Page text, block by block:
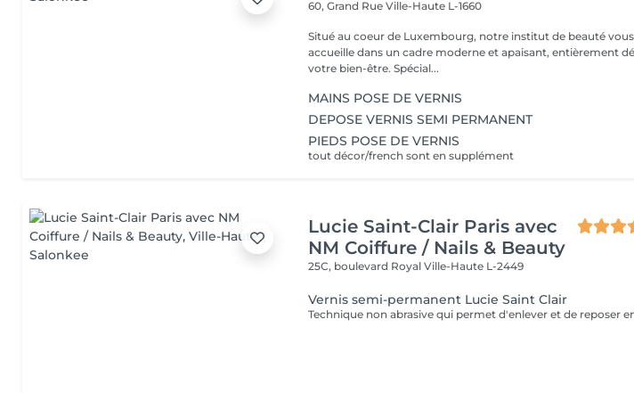
60, Grand RueVille-Haute L-1660
Situé au coeur de Luxembourg, notre institut de beauté vous
accueille dans un cadre moderne et apaisant, entièrement
votre bien-être. Spécial...
MAINS POSE DE VERNIS
DEPOSE VERNIS SEMI PERMANENT
PIEDS POSE DE VERNIS
tout décor/french sont en supplément
Lucie Saint-Clair Paris avec
NM Coiffure / Nails & Beauty
25C, boulevard RoyalVille-Haute L-2449
Vernis semi-permanent Lucie Saint Clair